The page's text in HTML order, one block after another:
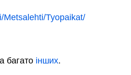
Metsalehti/Tyopaikat/
багато інших.